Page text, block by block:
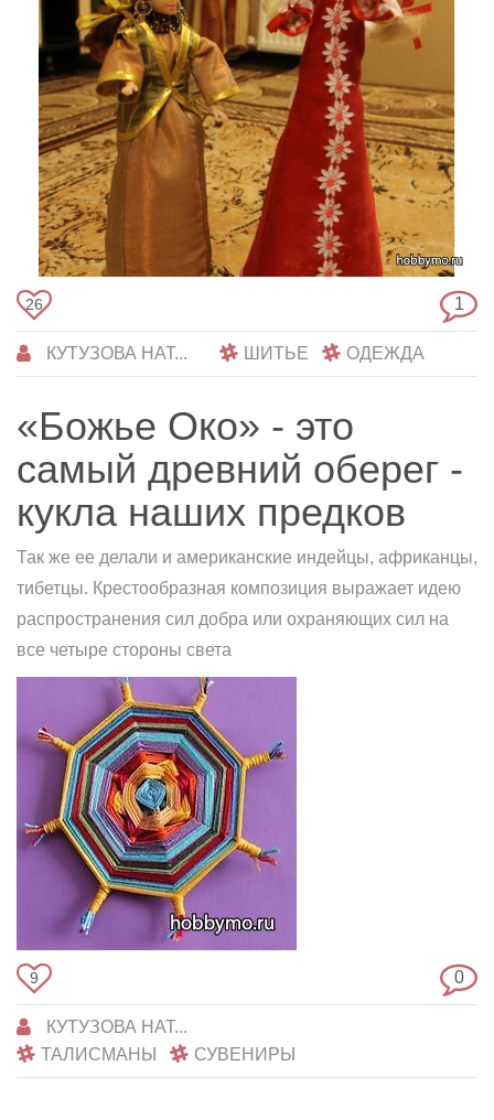
26 1
КУТУЗОВА НАТ... ШИТЬЕ ОДЕЖДА
«Божье Око» - это
самый древний оберег -
кукла наших предков
Так же ее делали и американские индейцы, африканцы,
тибетцы. Крестообразная композиция выражает идею
распространения сил добра или охраняющих сил на
все четыре стороны света
9 0
КУТУЗОВА НАТ...
ТАЛИСМАНЫ
СУВЕНИРЫ